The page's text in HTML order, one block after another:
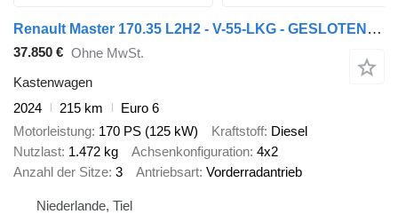
Renault Master 170.35 L2H2 - V-55-LKG - GESLOTEN GRIJS METALLIC - EURO 6
37.850 € Ohne MwSt.
Kastenwagen
2024
215 km
Euro 6
Motorleistung 170 PS (125 kW) Kraftstoff Diesel
Nutzlast 1.472 kg Achsenkonfiguration 4x2
Anzahl der Sitze 3 Antriebsart Vorderradantrieb
Niederlande, Tiel